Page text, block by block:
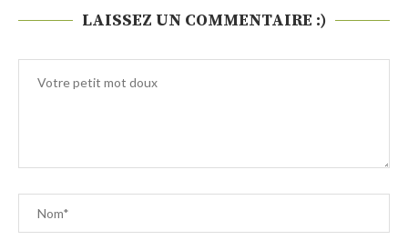
LAISSEZ UN COMMENTAIRE :)